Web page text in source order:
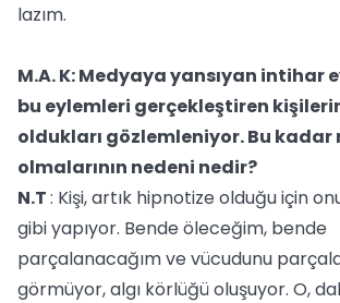
lazım.
M.A. K: Medyaya yansıyan intihar
bu eylemleri gerçekleştiren
oldukları gözlemleniyor. Bu
olmalarının nedeni nedir?
N.T: Kişi, artık hipnotize olduğu için
gibi yapıyor. Bende öleceğim, bende
parçalanacağım ve vücudunu
görmüyor, algı körlüğü oluşuyor. O,